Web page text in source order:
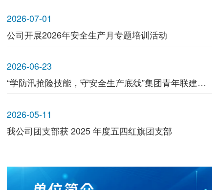
2026-07-01
公司开展2026年安全生产月专题培训活动
2026-06-23
“学防汛抢险技能，守安全生产底线”集团青年联建联学参观江苏省防汛防旱抢险中心
2026-05-11
我公司团支部获 2025 年度五四红旗团支部